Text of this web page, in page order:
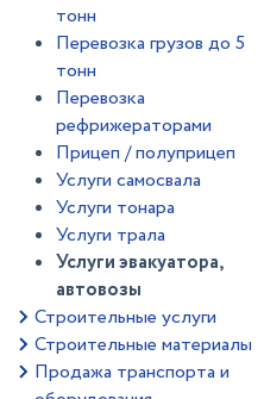
тонн
Перевозка грузов до 5
тонн
Перевозка
рефрижераторами
Прицеп / полуприцеп
Услуги самосвала
Услуги тонара
Услуги трала
Услуги эвакуатора,
автовозы
Строительные услуги
Строительные материалы
Продажа транспорта и